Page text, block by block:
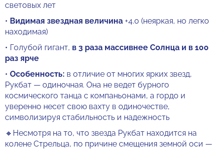
световых лет
• Видимая звездная величина +4.0 (неяркая, но легко
находимая)
• Голубой гигант, в 3 раза массивнее Солнца и в 100
раз ярче
• Особенность: в отличие от многих ярких звезд,
Рукбат — одиночная. Она не ведет бурного
космического танца с компаньонами, а гордо и
уверенно несет свою вахту в одиночестве,
символизируя стабильность и надежность
🔸Несмотря на то, что звезда Рукбат находится на
колене Стрельца, по причине смещения земной оси —